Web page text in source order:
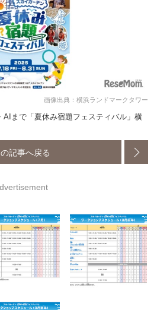
画像出典：横浜ランドマークタワー
AIまで「夏休み宿題フェスティバル」横
の記事へ戻る